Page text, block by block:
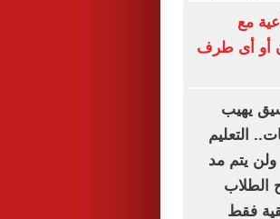
مع
أو أى طرف
التنسيق يهيب
التعليم
يتم مد
الطلاب
فقط